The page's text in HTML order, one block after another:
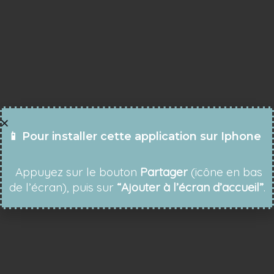
📱 Pour installer cette application sur Iphone
Appuyez sur le bouton Partager(icône en bas
de l’écran), puis sur “Ajouter à l’écran d’accueil”.